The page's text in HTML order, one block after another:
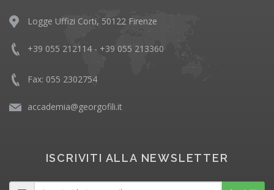
Logge Uffizi Corti, 50122 Firenze
+39 055 212114 - +39 055 213360
Fax: 055 2302754
accademia@georgofili.it
ISCRIVITI ALLA NEWSLETTER